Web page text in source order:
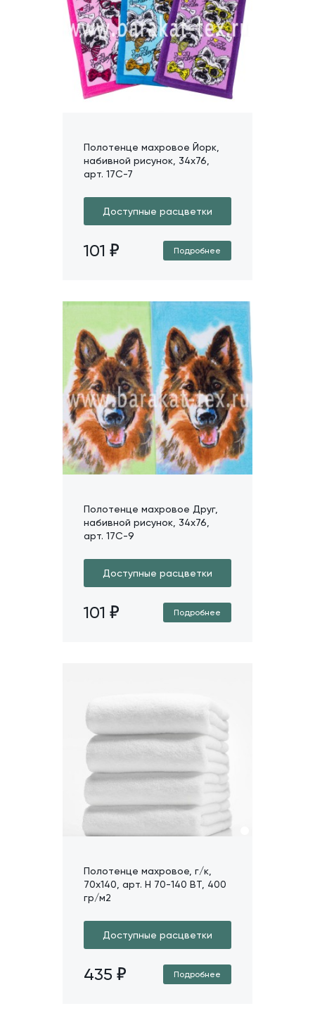
Полотенце махровое Йорк,
набивной рисунок, 34х76,
арт. 17C-7
Доступные расцветки
101 Подробнее
Полотенце махровое Друг,
набивной рисунок, 34х76,
арт. 17C-9
Доступные расцветки
101 Подробнее
Полотенце махровое, г/к,
70х140, арт. H 70-140 BT, 400
гр/м2
Доступные расцветки
435 Подробнее